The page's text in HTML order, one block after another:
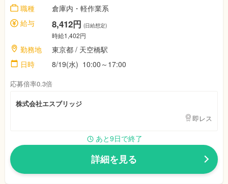
職種
倉庫内・軽作業系
給与
8,412円 (日給想定)
時給1,402円
勤務地 東京都 / 天空橋駅
日時
8/19(水) 10:00～17:00
応募倍率0.3倍
株式会社エスブリッジ
即レス
あと9日で終了
詳細を見る